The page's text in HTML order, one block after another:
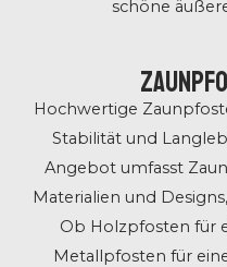
schöne
Hochwertige
Stabilität und
Angebot umfasst
Materialien und
Ob Holzpfosten für
Metallpfosten für